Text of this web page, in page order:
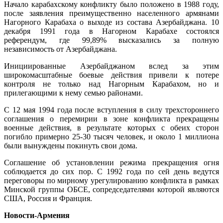
Начало карабахскому конфликту было положено в 1988 году,
после заявления преимущественно населенного армянами
Нагорного Карабаха о выходе из состава Азербайджана. 10
декабря 1991 года в Нагорном Карабахе состоялся
референдум, где 99,89% высказались за полную
независимость от Азербайджана.
Инициированные Азербайджаном вслед за этим
широкомасштабные боевые действия привели к потере
контроля не только над Нагорным Карабахом, но и
прилегающими к нему семью районами.
С 12 мая 1994 года после вступления в силу трехстороннего
соглашения о перемирии в зоне конфликта прекращены
военные действия, в результате которых с обеих сторон
погибло примерно 25-30 тысяч человек, и около 1 миллиона
были вынуждены покинуть свои дома.
Соглашение об установлении режима прекращения огня
соблюдается до сих пор. С 1992 года по сей день ведутся
переговоры по мирному урегулированию конфликта в рамках
Минской группы ОБСЕ, сопредседателями которой являются
США, Россия и Франция.
Новости-Армения